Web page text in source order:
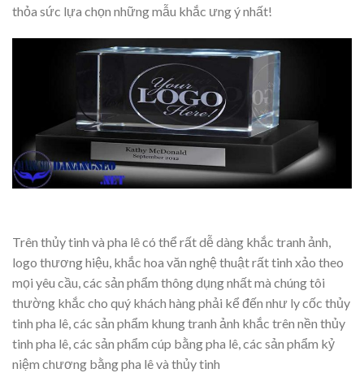
thỏa sức lựa chọn những mẫu khắc ưng ý nhất!
Trên thủy tinh và pha lê có thể rất dễ dàng khắc tranh ảnh,
logo thương hiệu, khắc hoa văn nghệ thuật rất tinh xảo theo
mọi yêu cầu, các sản phẩm thông dụng nhất mà chúng tôi
thường khắc cho quý khách hàng phải kể đến như ly cốc thủy
tinh pha lê, các sản phẩm khung tranh ảnh khắc trên nền thủy
tinh pha lê, các sản phẩm cúp bằng pha lê, các sản phẩm kỷ
niệm chương bằng pha lê và thủy tinh